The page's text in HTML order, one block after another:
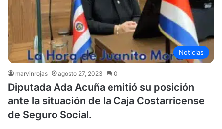
Noticias
marvinrojas agosto 27, 2023 0
Diputada Ada Acuña emitió su posición
ante la situación de la Caja Costarricense
de Seguro Social.